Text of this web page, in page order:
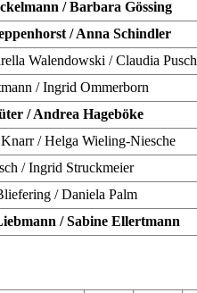
/ Barbara Gössing
/ Anna Schindler
Walendowski / Claudia Pusch
/ Ingrid Ommerborn
/ Andrea Hageböke
/ Helga Wieling-Niesche
/ Ingrid Struckmeier
/ Daniela Palm
/ Sabine Ellertmann